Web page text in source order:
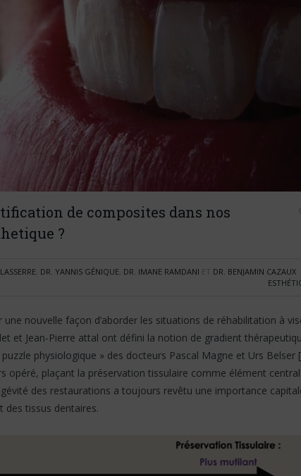
de composites dans nos
?
DR. YANNIS GÉNIQUE DR. IMANE RAMDANI ET DR. BENJAMIN CAZAUX
nouvelle façon d’aborder les situations de réhabilitation à
et Jean-Pierre attal ont défini la notion de gradient
physiologique » des docteurs Pascal Magne et Urs Belser
opéré, plaçant la préservation tissulaire comme élément central
des restaurations a toujours revêtu une importance
des tissus dentaires.